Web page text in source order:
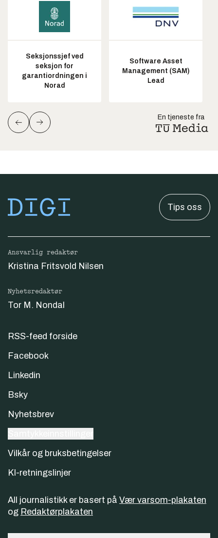
Seksjonssjef ved
seksjon for
garantiordningen i
Norad
Software Asset
Management (SAM)
Lead
En tjeneste fra
Tips oss
Ansvarlig redaktør
Kristina Fritsvold Nilsen
Nyhetsredaktør
Tor M. Nondal
RSS-feed forside
Facebook
Linkedin
Bsky
Nyhetsbrev
Vilkår og bruksbetingelser
KI-retningslinjer
All journalistikk er basert på Vær varsom-plakaten
og Redaktørplakaten